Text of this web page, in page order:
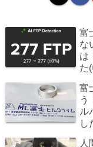
富
な
は
た
富
う
ル
し
人